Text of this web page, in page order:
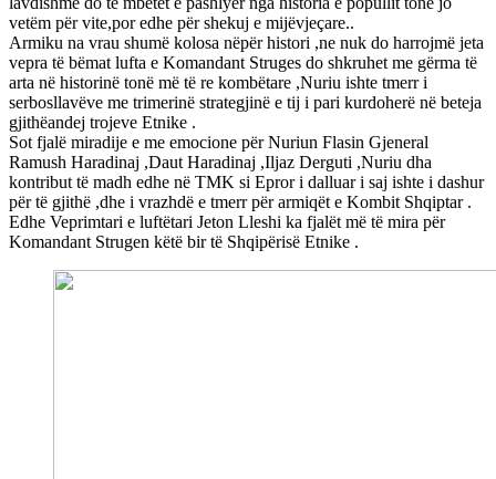
vetëm për vite,por edhe për shekuj e mijëvjeçare..
Armiku na vrau shumë kolosa nëpër histori ,ne nuk do harrojmë jeta
vepra të bëmat lufta e Komandant Struges do shkruhet me gërma të
arta në historinë tonë më të re kombëtare ,Nuriu ishte tmerr i
serbosllavëve me trimerinë strategjinë e tij i pari kurdoherë në beteja
gjithëandej trojeve Etnike .
Sot fjalë miradije e me emocione për Nuriun Flasin Gjeneral
Ramush Haradinaj ,Daut Haradinaj ,Iljaz Derguti ,Nuriu dha
kontribut të madh edhe në TMK si Epror i dalluar i saj ishte i dashur
për të gjithë ,dhe i vrazhdë e tmerr për armiqët e Kombit Shqiptar .
Edhe Veprimtari e luftëtari Jeton Lleshi ka fjalët më të mira për
Komandant Strugen këtë bir të Shqipërisë Etnike .